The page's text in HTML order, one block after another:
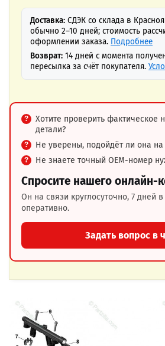
Доставка: СДЭК со склада в
обычно 2–10 дней; стоимость
оформлении заказа. Подробнее
Возврат: 14 дней с момента
пересылка за счёт покупателя.
Хотите проверить фактическое
детали?
Не уверены, подойдёт ли она на
Не знаете точный OEM-номер
Спросите нашего онлайн-
Он на связи круглосуточно, 7 дней
оперативно.
Задать вопрос в